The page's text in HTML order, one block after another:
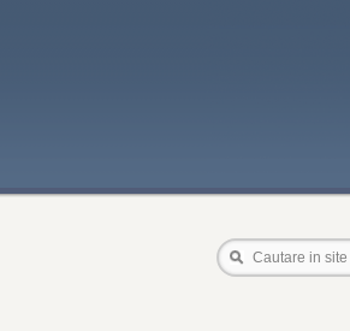
Cautare in site